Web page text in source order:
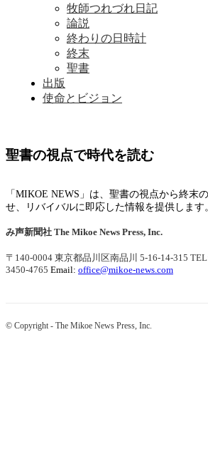
牧師つれづれ日記
論説
終わりの日時計
終末
聖書
出版
使命とビジョン
聖書の視点で時代を読む
「MIKOE NEWS」は、聖書の視点から終末
せ、リバイバルに即応した情報を提供します
み声新聞社 The Mikoe News Press, Inc.
〒140-0004 東京都品川区南品川 5-16-14-315
3450-4765 Email: office@mikoe-news.com
© Copyright - The Mikoe News Press, Inc.